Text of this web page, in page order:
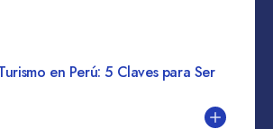
en Perú: 5 Claves para Ser